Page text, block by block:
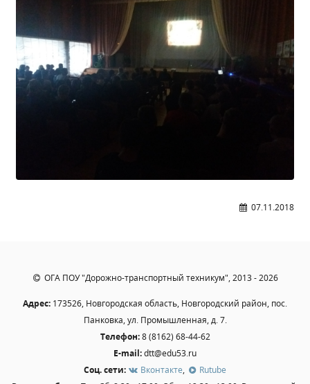
Основные сведения
Структура и органы управления образовательной
организацией
Документы
Образование
оснащенность образовательного процесса.
Вакантные места для приёма (перевода)
Международное сотрудничество
Организация питания в образовательной
УЧЕБНАЯ РАБОТА
07.11.2018
ОГА ПОУ "Дорожно-транспортный техникум", 2013 - 2026
Адрес: 173526, Новгородская область, Новгородский район, пос.
Панковка, ул. Промышленная, д. 7.
Телефон:8 (8162) 68-44-62
E-mail:dtt@edu53.ru
Соц. сети:
Вконтакте,
Rutube